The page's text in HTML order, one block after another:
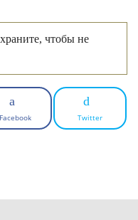
чтобы не
Facebook Twitter